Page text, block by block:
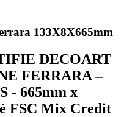
133X8X665mm
DECOART
FERRARA –
- 665mm x
FSC Mix Credit